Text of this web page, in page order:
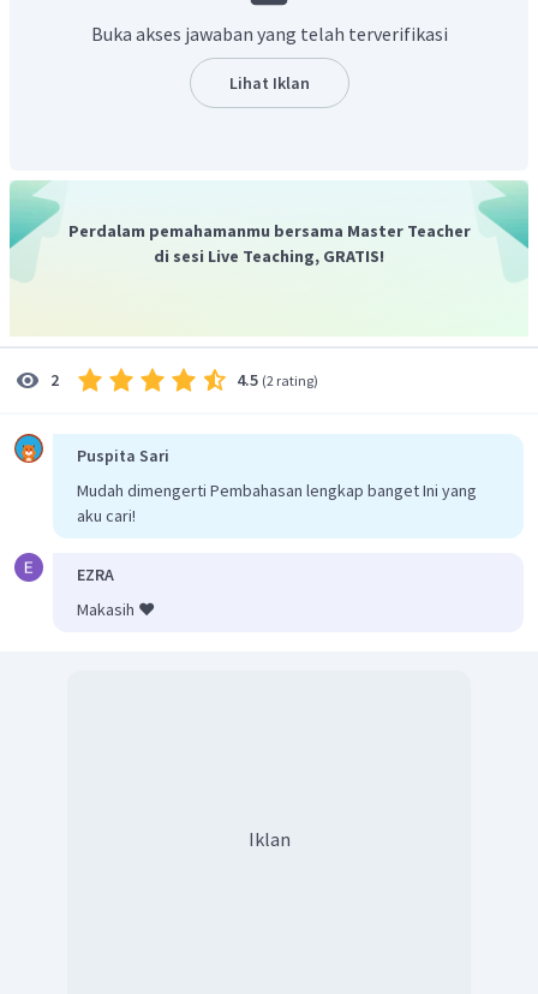
kisah Adam dan Hawa.
Buka akses jawaban yang telah terverifikasi
Lihat Iklan
Perdalam pemahamanmu bersama Master Teacher
di sesi Live Teaching, GRATIS!
2 4.5 (2 rating)
Puspita Sari
Mudah dimengerti Pembahasan lengkap banget Ini yang
aku cari!
EZRA
Makasih ❤️
Iklan